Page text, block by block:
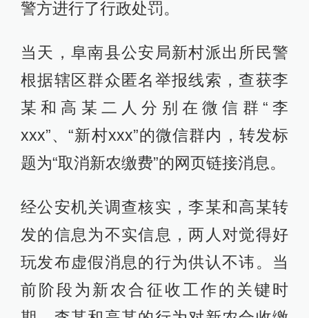
警方进行了行政处罚。
当天，阜南县公安局新村派出所民警
根据辖区群众匿名举报线索，查获李
某和高某二人分别在微信群“李
xxx”、“新村xxx”的微信群内，转发标
题为“取消新农缴费”的网页链接消息。
经公安机关调查核实，李某和高某转
发的信息为不实信息，两人对觉得好
玩发布虚假消息的行为供认不讳。当
前阶段为新农合征收工作的关键时